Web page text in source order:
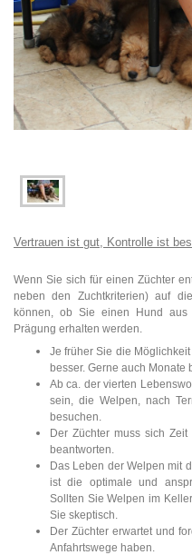
Vertrauen ist gut, Kontrolle ist
Wenn Sie sich für einen Züchter
neben den Zuchtkriterien) auf
können, ob Sie einen Hund aus
Prägung erhalten werden.
Je früher Sie die
besser. Gerne auch Monate
Ab ca. der vierten
sein, die Welpen, nach
besuchen.
Der Züchter muss sich
beantworten.
Das Leben der Welpen mit
ist die optimale und
Sollten Sie Welpen im
Sie skeptisch.
Der Züchter erwartet und
Anfahrtswege haben.